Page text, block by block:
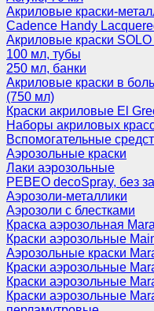
Акриловые краски-
Cadence Handy
Акриловые краски
100 мл, тубы
250 мл, банки
Акриловые краски в
(750 мл)
Краски акриловые El
Наборы акриловых
Вспомогательные
Аэрозольные краски
Лаки аэрозольные
PEBEO decoSpray, без
Аэрозоли-металлики
Аэрозоли с блестками
Краска аэрозольная
Краски аэрозольные
Аэрозольные краски
Краски аэрозольные
Краски аэрозольные
Краски аэрозольные